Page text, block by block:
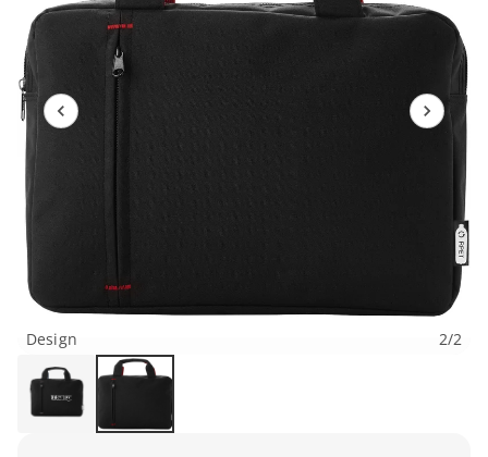
Design 2/2